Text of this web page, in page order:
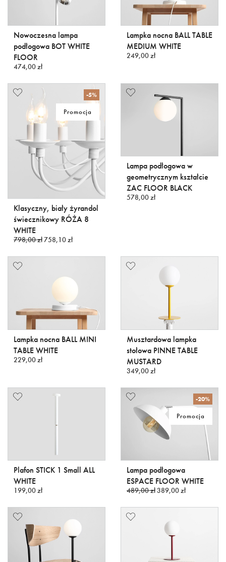
Nowoczesna lampa
podłogowa BOT WHITE
FLOOR
474,00 zł
Lampka nocna BALL TABLE
MEDIUM WHITE
249,00 zł
-5%
Promocja
Klasyczny, biały żyrandol
świecznikowy RÓŻA 8
WHITE
798,00 zł758,10 zł
Lampa podłogowa w
geometrycznym kształcie
ZAC FLOOR BLACK
578,00 zł
Lampka nocna BALL MINI
TABLE WHITE
229,00 zł
Musztardowa lampka
stołowa PINNE TABLE
MUSTARD
349,00 zł
Plafon STICK 1 Small ALL
WHITE
199,00 zł
-20%
Promocja
Lampa podłogowa
ESPACE FLOOR WHITE
489,00 zł389,00 zł